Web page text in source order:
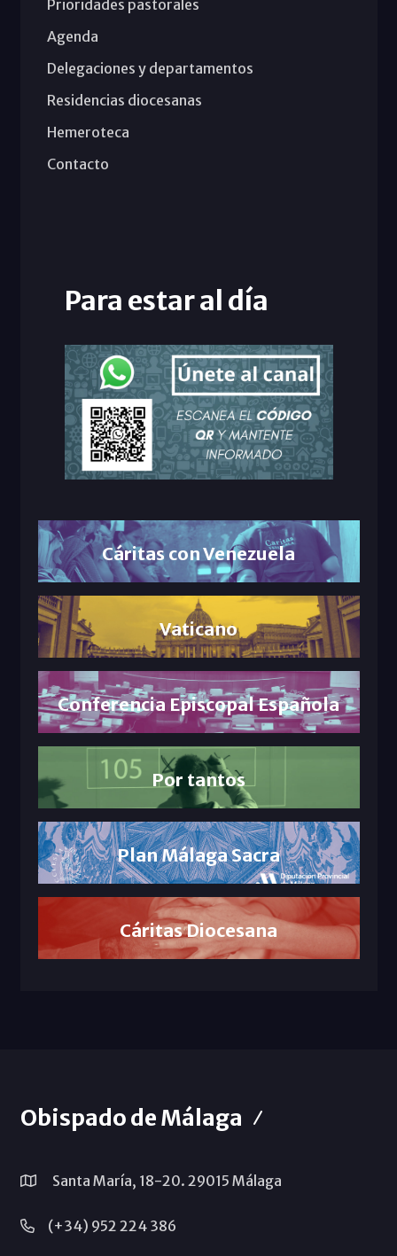
Prioridades pastorales
Agenda
Delegaciones y departamentos
Residencias diocesanas
Hemeroteca
Contacto
Para estar al día
Cáritas con Venezuela
Vaticano
Conferencia Episcopal Española
Por tantos
Plan Málaga Sacra
Cáritas Diocesana
Obispado de Málaga
Santa María, 18-20. 29015 Málaga
(+34) 952 224 386